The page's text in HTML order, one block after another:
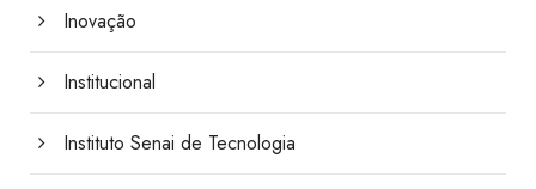
Inovação
Institucional
Instituto Senai de Tecnologia